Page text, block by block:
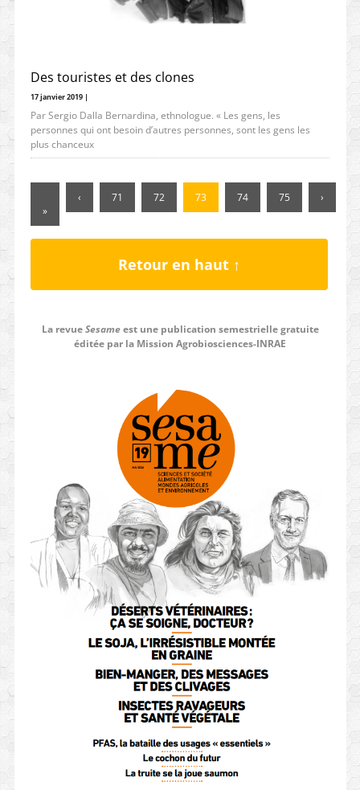
Des touristes et des clones
17 janvier 2019 |
Par Sergio Dalla Bernardina, ethnologue. « Les gens, les
personnes qui ont besoin d’autres personnes, sont les gens les
plus chanceux
‹ 71 72 73 74 75
›
»
Retour en haut ↑
La revueSesameest une publication semestrielle gratuite
éditée par la Mission Agrobiosciences-INRAE